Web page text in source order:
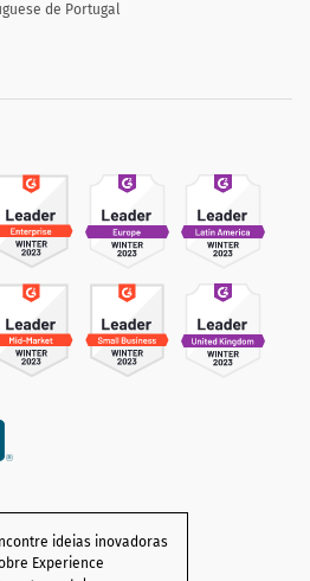
de Portugal
ideias inovadoras
Experience